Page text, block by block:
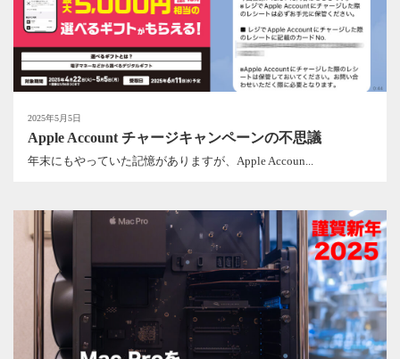
2025年5月5日
Apple Account チャージキャンペーンの不思議
年末にもやっていた記憶がありますが、Apple Accoun...